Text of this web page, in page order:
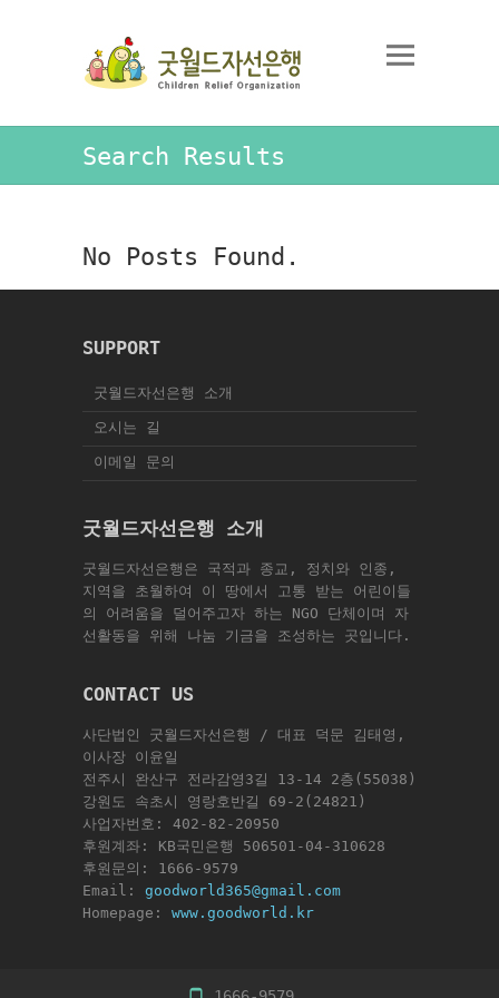
Search Results
No Posts Found.
SUPPORT
굿월드자선은행 소개
오시는 길
이메일 문의
굿월드자선은행 소개
굿월드자선은행은 국적과 종교, 정치와 인종,
지역을 초월하여 이 땅에서 고통 받는 어린이들
의 어려움을 덜어주고자 하는 NGO 단체이며 자
선활동을 위해 나눔 기금을 조성하는 곳입니다.
CONTACT US
사단법인 굿월드자선은행 / 대표 덕문 김태영,
이사장 이윤일
전주시 완산구 전라감영3길 13-14 2층(55038)
강원도 속초시 영랑호반길 69-2(24821)
사업자번호: 402-82-20950
후원계좌: KB국민은행 506501-04-310628
후원문의: 1666-9579
Email: goodworld365@gmail.com
Homepage: www.goodworld.kr